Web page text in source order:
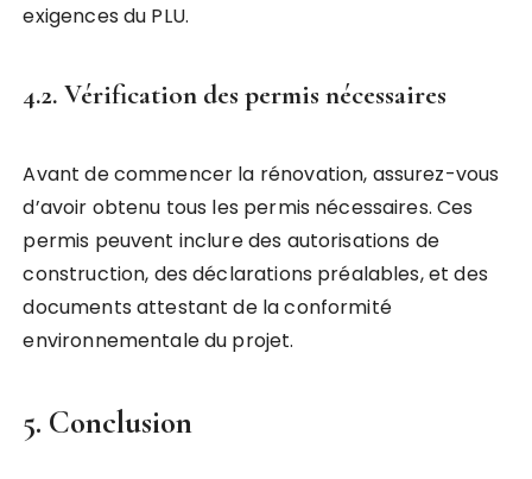
exigences du PLU.
4.2. Vérification des permis nécessaires
Avant de commencer la rénovation, assurez-vous
d’avoir obtenu tous les permis nécessaires. Ces
permis peuvent inclure des autorisations de
construction, des déclarations préalables, et des
documents attestant de la conformité
environnementale du projet.
5. Conclusion